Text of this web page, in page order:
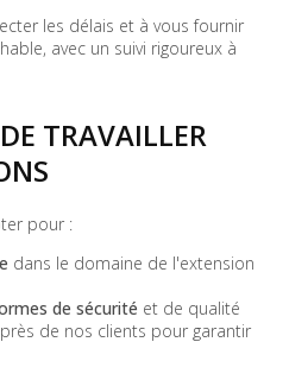
les délais et à vous fournir
avec un suivi rigoureux à
TRAVAILLER
pour :
dans le domaine de l'extension
de sécurité et de qualité
de nos clients pour garantir